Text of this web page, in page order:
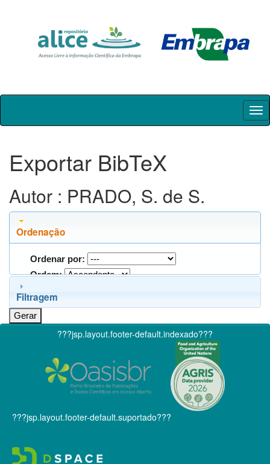
Skip
Exportar BibTeX
Autor : PRADO, S. de S.
Ordenação
Ordenar por:
Ordem:
Filtragem
???jsp.layout.footer-default.indexado???
???jsp.layout.footer-default.suportado???